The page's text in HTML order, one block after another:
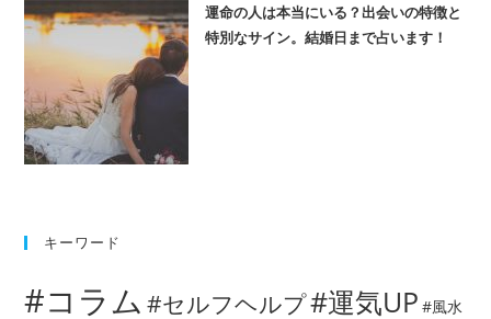
運命の人は本当にいる？出会いの特徴と
特別なサイン。結婚日まで占います！
キーワード
#コラム #セルフヘルプ#運気UP #風水